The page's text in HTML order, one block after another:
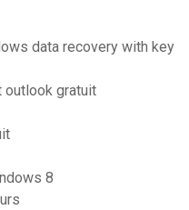
data recovery with key
outlook gratuit
8